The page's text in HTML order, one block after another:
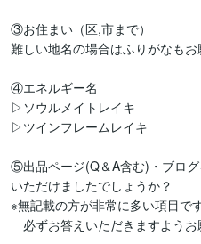
③お住まい（区,市まで）
難しい地名の場合はふりがなもお
④エネルギー名
▷ソウルメイトレイキ
▷ツインフレームレイキ
⑤出品ページ(Q＆A含む)・ブロ
いただけましたでしょうか？
※無記載の方が非常に多い項目です
必ずお答えいただきますようお